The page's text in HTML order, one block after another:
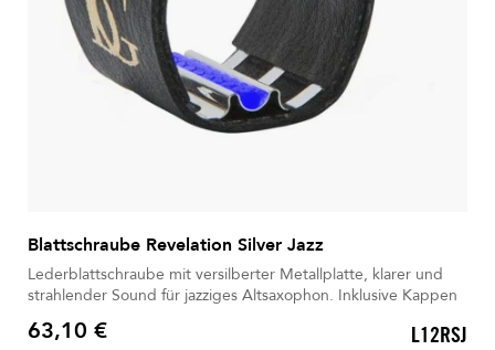
Blattschraube Revelation Silver Jazz
Lederblattschraube mit versilberter Metallplatte, klarer und
strahlender Sound für jazziges Altsaxophon. Inklusive Kappen
Preis
63,10 € L12RSJ